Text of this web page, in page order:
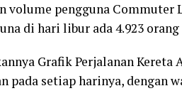
volume pengguna Commuter
di hari libur ada 4.923
Grafik Perjalanan Kereta
pada setiap harinya, dengan